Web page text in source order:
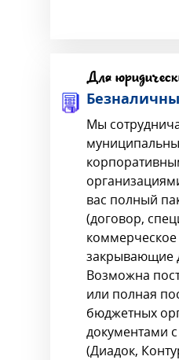
Мы
вас полный
(договор,
закрывающие
Возможна
или полная
бюджетных
документами
(Диадок,
Для